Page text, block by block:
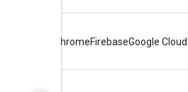
ChromeFirebaseGoogle